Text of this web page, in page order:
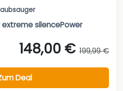
silencePower
148,00 € 199,99 €
Deal